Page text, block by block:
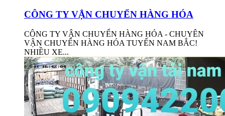
CÔNG TY VẬN CHUYỂN HÀNG HÓA
CÔNG TY VẬN CHUYỂN HÀNG HÓA - CHUYÊN
VẬN CHUYỂN HÀNG HÓA TUYẾN NAM BẮC!
NHIỀU XE...